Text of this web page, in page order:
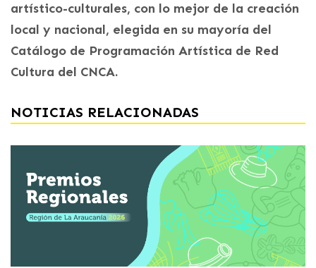
artístico-culturales, con lo mejor de la creación
local y nacional, elegida en su mayoría del
Catálogo de Programación Artística de Red
Cultura del CNCA.
NOTICIAS RELACIONADAS